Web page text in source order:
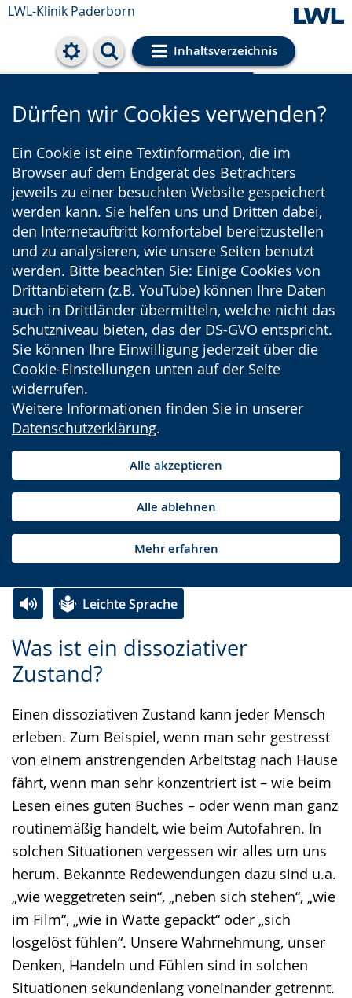
LWL-Klinik Paderborn
Inhaltsverzeichnis
Cookie-Einstellungen
Dürfen wir Cookies verwenden?
Ein Cookie ist eine Textinformation, die im
Browser auf dem Endgerät des Betrachters
jeweils zu einer besuchten Website gespeichert
werden kann. Sie helfen uns und Dritten dabei,
den Internetauftritt komfortabel bereitzustellen
und zu analysieren, wie unsere Seiten benutzt
werden. Bitte beachten Sie: Einige Cookies von
Drittanbietern (z.B. YouTube) können Ihre Daten
auch in Drittländer übermitteln, welche nicht das
Schutzniveau bieten, das der DS-GVO entspricht.
Sie können Ihre Einwilligung jederzeit über die
Cookie-Einstellungen unten auf der Seite
widerrufen.
Weitere Informationen finden Sie in unserer
Datenschutzerklärung.
Alle akzeptieren
Alle ablehnen
Mehr erfahren
Was ist ein dissoziativer
Zustand?
Einen dissoziativen Zustand kann jeder Mensch
erleben. Zum Beispiel, wenn man sehr gestresst
von einem anstrengenden Arbeitstag nach Hause
fährt, wenn man sehr konzentriert ist – wie beim
Lesen eines guten Buches – oder wenn man ganz
routinemäßig handelt, wie beim Autofahren. In
solchen Situationen vergessen wir alles um uns
herum. Bekannte Redewendungen dazu sind u.a.
„wie weggetreten sein“, „neben sich stehen“, „wie
im Film“, „wie in Watte gepackt“ oder „sich
losgelöst fühlen“. Unsere Wahrnehmung, unser
Denken, Handeln und Fühlen sind in solchen
Situationen sekundenlang voneinander getrennt.
Leichte Sprache
Leichten
Sprache
Audio-
Unterstützung.
Video
in
Gebärdensprache
wird
angezeigt.